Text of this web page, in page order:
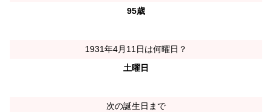
95歳
1931年4月11日は何曜日？
土曜日
次の誕生日まで